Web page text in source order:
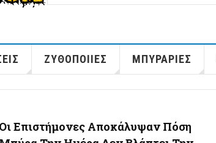
ΖΥΘΟΠΟΙΙΕΣ ΜΠΥΡΑΡΙΕΣ
Οι Επιστήμονες Αποκάλυψαν Πόση